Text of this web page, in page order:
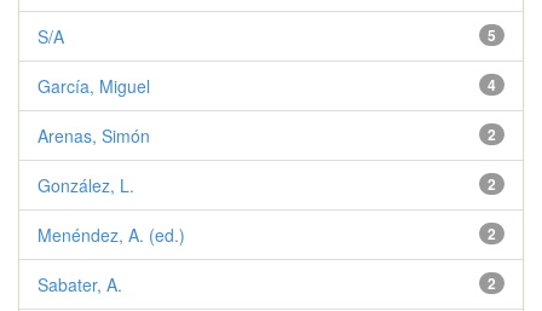
5
S/A
4
García, Miguel
2
Arenas, Simón
2
González, L.
2
Menéndez, A. (ed.)
2
Sabater, A.